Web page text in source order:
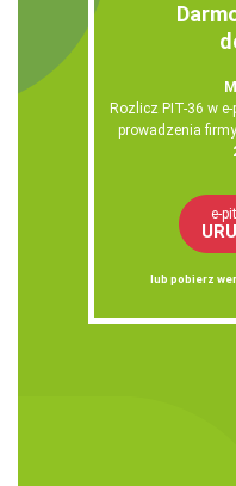
Rozlicz PIT-36 w
prowadzenia firmy
e-
lub pobierz